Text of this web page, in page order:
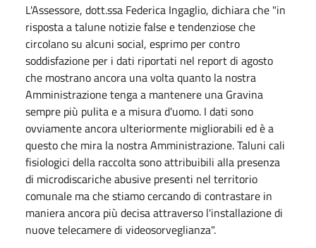
L'Assessore, dott.ssa Federica Ingaglio, dichiara che "in
risposta a talune notizie false e tendenziose che
circolano su alcuni social, esprimo per contro
soddisfazione per i dati riportati nel report di agosto
che mostrano ancora una volta quanto la nostra
Amministrazione tenga a mantenere una Gravina
sempre più pulita e a misura d'uomo. I dati sono
ovviamente ancora ulteriormente migliorabili ed è a
questo che mira la nostra Amministrazione. Taluni cali
fisiologici della raccolta sono attribuibili alla presenza
di microdiscariche abusive presenti nel territorio
comunale ma che stiamo cercando di contrastare in
maniera ancora più decisa attraverso l'installazione di
nuove telecamere di videosorveglianza".